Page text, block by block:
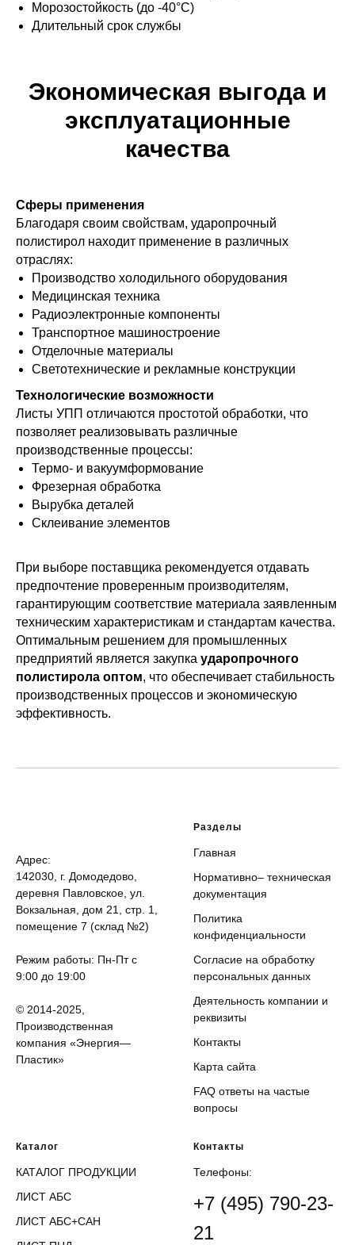
Морозостойкость (до -40°С)
Длительный срок службы
Экономическая выгода и
эксплуатационные
качества
Сферы применения
Благодаря своим свойствам, ударопрочный
полистирол находит применение в различных
отраслях:
Производство холодильного оборудования
Медицинская техника
Радиоэлектронные компоненты
Транспортное машиностроение
Отделочные материалы
Светотехнические и рекламные конструкции
Технологические возможности
Листы УПП отличаются простотой обработки, что
позволяет реализовывать различные
производственные процессы:
Термо- и вакуумформование
Фрезерная обработка
Вырубка деталей
Склеивание элементов
При выборе поставщика рекомендуется отдавать
предпочтение проверенным производителям,
гарантирующим соответствие материала заявленным
техническим характеристикам и стандартам качества.
Оптимальным решением для промышленных
предприятий является закупка ударопрочного
полистирола оптом, что обеспечивает стабильность
производственных процессов и экономическую
эффективность.
Адрес:
142030, г. Домодедово,
деревня Павловское, ул.
Вокзальная, дом 21, стр. 1,
помещение 7 (склад №2)
Режим работы: Пн-Пт с
9:00 до 19:00
© 2014-2025,
Производственная
компания «Энергия—
Пластик»
Разделы
Главная
Нормативно– техническая
документация
Политика
конфиденциальности
Согласие на обработку
персональных данных
Деятельность компании и
реквизиты
Контакты
Карта сайта
FAQ ответы на частые
вопросы
Каталог
КАТАЛОГ ПРОДУКЦИИ
ЛИСТ АБС
ЛИСТ АБС+САН
Контакты
Телефоны:
+7 (495) 790-23-
21